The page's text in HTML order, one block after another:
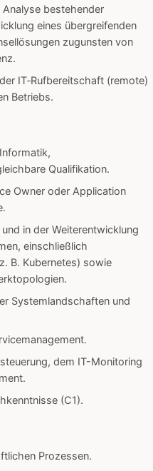
Analyse bestehender
eines übergreifenden
zugunsten von
IT‑Rufbereitschaft (remote)
Betriebs.
Qualifikation.
Owner oder Application
in der Weiterentwicklung
einschließlich
B. Kubernetes) sowie
Systemlandschaften und
dem IT-Monitoring
(C1).
Prozessen.